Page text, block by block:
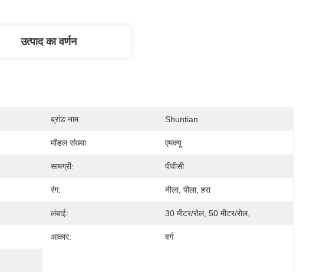
उत्पाद का वर्णन
ब्रांड नाम Shuntian
मॉडल संख्या एमक्यू
सामग्री: पीवीसी
रंग: नीला, पीला, हरा
लंबाई: 30 मीटर/रोल, 50 मीटर/रोल,
आकार: वर्ग